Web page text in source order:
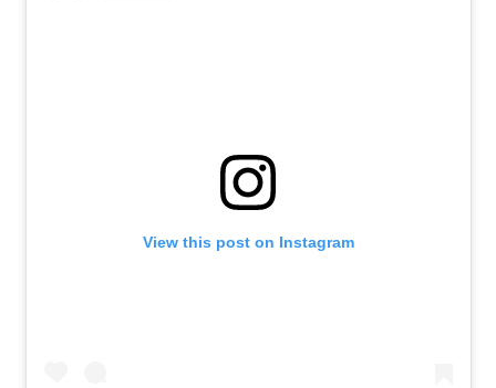
View this post on Instagram